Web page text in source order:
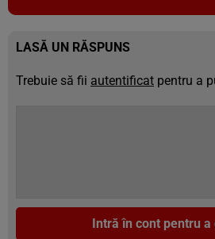
LASĂ UN RĂSPUNS
Trebuie să fii autentificat pentru a
Intră în cont pentru a